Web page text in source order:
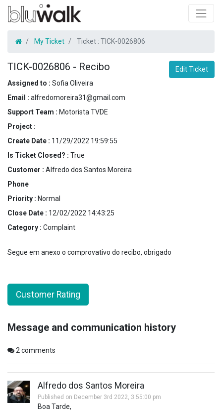
My Ticket Ticket : TICK-0026806
TICK-0026806 - Recibo
Edit Ticket
Assigned to : Sofia Oliveira
Email : alfredomoreira31@gmail.com
Support Team : Motorista TVDE
Project :
Create Date : 11/29/2022 19:59:55
Is Ticket Closed? : True
Customer : Alfredo dos Santos Moreira
Phone
Priority : Normal
Close Date : 12/02/2022 14:43:25
Category : Complaint
Segue em anexo o comprovativo do recibo, obrigado
Customer Rating
Message and communication history
2 comments
Alfredo dos Santos Moreira
Published on December 3rd 2022, 3:55:00 pm
Boa Tarde,